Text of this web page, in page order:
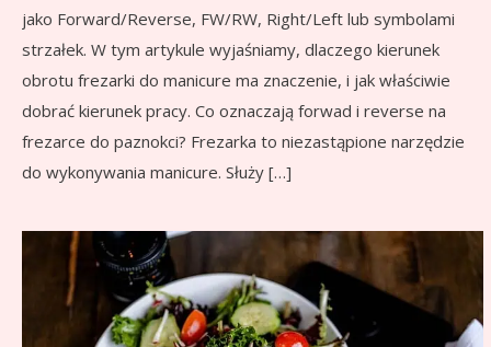
jako Forward/Reverse, FW/RW, Right/Left lub symbolami
strzałek. W tym artykule wyjaśniamy, dlaczego kierunek
obrotu frezarki do manicure ma znaczenie, i jak właściwie
dobrać kierunek pracy. Co oznaczają forwad i reverse na
frezarce do paznokci? Frezarka to niezastąpione narzędzie
do wykonywania manicure. Służy […]